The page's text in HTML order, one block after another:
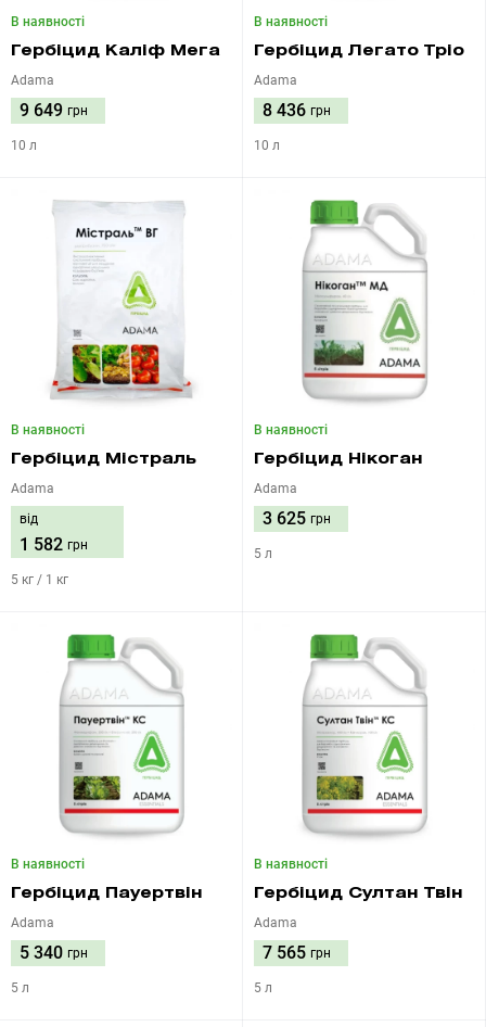
В наявності
Гербіцид Каліф Мега
Adama
9 649 грн
10 л
В наявності
Гербіцид Легато Тріо
Adama
8 436 грн
10 л
В наявності
Гербіцид Містраль
Adama
від
1 582 грн
5 кг / 1 кг
В наявності
Гербіцид Нікоган
Adama
3 625 грн
5 л
В наявності
Гербіцид Пауертвін
Adama
5 340 грн
5 л
В наявності
Гербіцид Султан Твін
Adama
7 565 грн
5 л